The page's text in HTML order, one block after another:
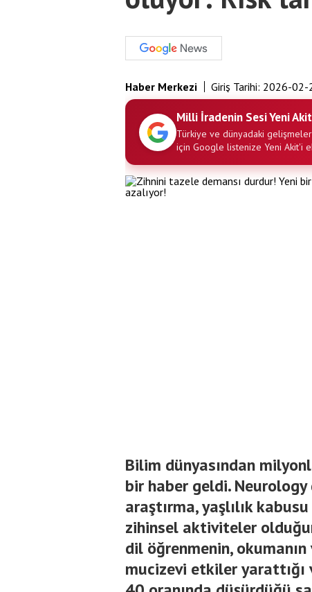
Haber Merkezi Giriş Tarihi: 2026-02-
Milli İradenin Sesi Yeni Akit
Türkiye ve dünyadaki
için Google listenize Yeni Akit'i
Bilim dünyasından
bir haber geldi.
araştırma, yaşlılık
zihinsel aktiviteler
dil öğrenmenin, okumanın
mucizevi etkiler yarattığı